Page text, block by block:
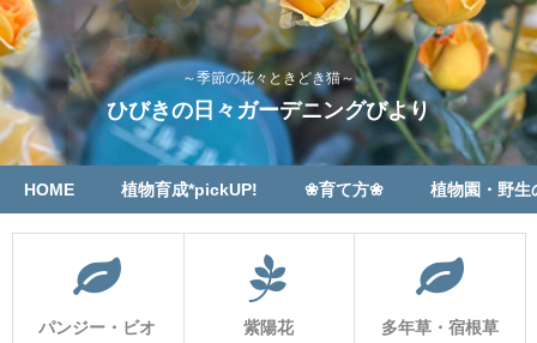
～季節の花々ときどき猫～
ひびきの日々ガーデニングびより
HOME 植物育成*pickUP! ❀育て方❀ 植物園・野生
パンジー・ビオ
紫陽花 多年草・宿根草